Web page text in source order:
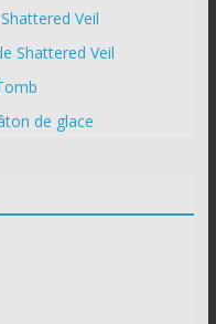
Veil
Shattered Veil
de glace